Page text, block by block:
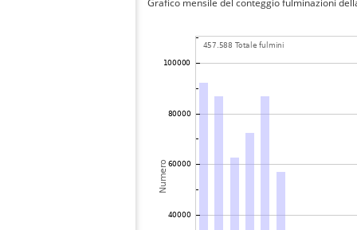
Grafico mensile del conteggio fulminazioni